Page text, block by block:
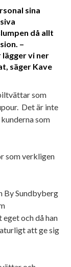
sina
då allt
–
lägger vi ner
säger Kave
som
Det är inte
som
som verkligen
By Sundbyberg
och då han
att ge sig